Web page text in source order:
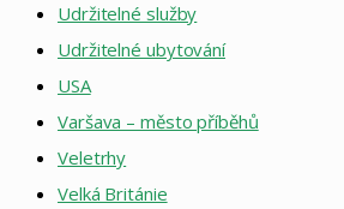
Udržitelné služby
Udržitelné ubytování
USA
Varšava – město příběhů
Veletrhy
Velká Británie